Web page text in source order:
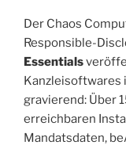
Der Chaos
Responsible-
Essentials
Kanzleisoftwares
gravierend: Über
erreichbaren
Mandatsdaten,